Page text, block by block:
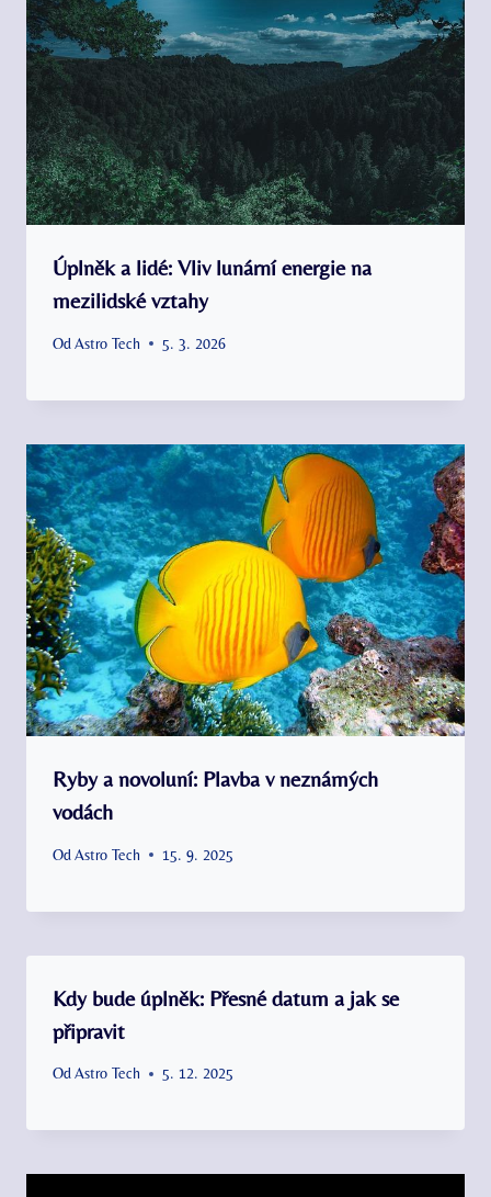
Úplněk a lidé: Vliv lunární energie na
mezilidské vztahy
Od Astro Tech 5. 3. 2026
Ryby a novoluní: Plavba v neznámých
vodách
Od Astro Tech 15. 9. 2025
Kdy bude úplněk: Přesné datum a jak se
připravit
OdAstro Tech 5. 12. 2025